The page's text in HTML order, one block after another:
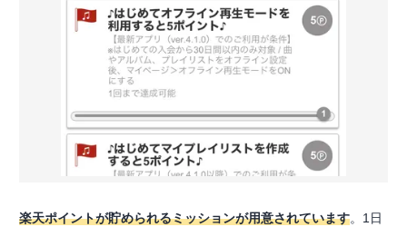
楽天ポイントが貯められるミッションが用意されています。1日